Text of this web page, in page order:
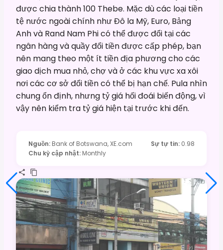
được chia thành 100 Thebe. Mặc dù các loại tiền
tệ nước ngoài chính như Đô la Mỹ, Euro, Bảng
Anh và Rand Nam Phi có thể được đổi tại các
ngân hàng và quầy đổi tiền được cấp phép, bạn
nên mang theo một ít tiền địa phương cho các
giao dịch mua nhỏ, chợ và ở các khu vực xa xôi
nơi các cơ sở đổi tiền có thể bị hạn chế. Pula nhìn
chung ổn định, nhưng tỷ giá hối đoái biến động, vì
vậy nên kiểm tra tỷ giá hiện tại trước khi đến.
Nguồn: Bank of Botswana, XE.com Sự tự tin: 0.98
Chu kỳ cập nhật: Monthly